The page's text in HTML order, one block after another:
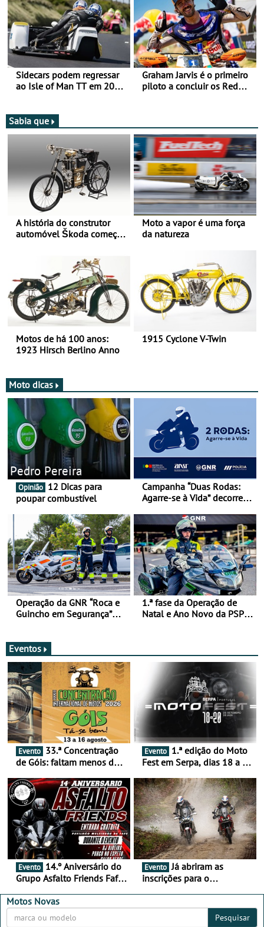
Vitória na Ultimate, Core e
Lite
Sidecars podem regressar
ao Isle of Man TT em 2027
Graham Jarvis é o primeiro
piloto a concluir os Red
Sabia que
A história do construtor
automóvel Škoda começou
Moto a vapor é uma força
da natureza
Motos de há 100 anos:
1923 Hirsch Berlino Anno
1915 Cyclone V-Twin
Moto dicas
Pedro Pereira
Opinião
poupar combustível
Campanha “Duas Rodas:
Agarre-se à Vida” decorre
Operação da GNR “Roca e
Guincho em Segurança”
1.ª fase da Operação de
Natal e Ano Novo da PSP e
Eventos
Evento
de Góis: faltam menos de
16 de agosto
Evento
Fest em Serpa, dias 18 a 20
duas rodas invade o Baixo
Alentejo
Evento
Grupo Asfalto Friends Fafe,
2026
Evento Já abriram as
inscrições para o
Motos Novas
Pesquisar